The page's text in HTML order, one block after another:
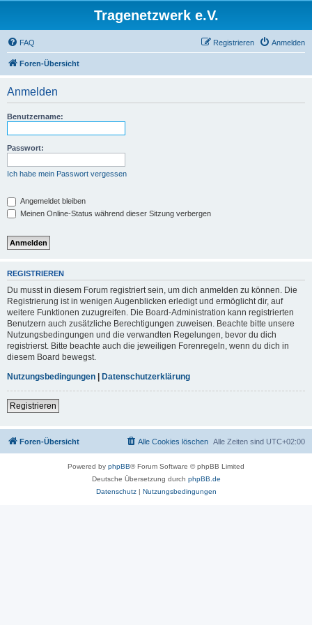
Tragenetzwerk e.V.
FAQ Anmelden
Registrieren
Foren-Übersicht
Anmelden
Benutzername:
Passwort:
Ich habe mein Passwort vergessen
Angemeldet bleiben
Meinen Online-Status während dieser Sitzung verbergen
REGISTRIEREN
Du musst in diesem Forum registriert sein, um dich anmelden zu können. Die
Registrierung ist in wenigen Augenblicken erledigt und ermöglicht dir, auf
weitere Funktionen zuzugreifen. Die Board-Administration kann registrierten
Benutzern auch zusätzliche Berechtigungen zuweisen. Beachte bitte unsere
Nutzungsbedingungen und die verwandten Regelungen, bevor du dich
registrierst. Bitte beachte auch die jeweiligen Forenregeln, wenn du dich in
diesem Board bewegst.
Nutzungsbedingungen | Datenschutzerklärung
Registrieren
Foren-Übersicht Alle Zeiten sind UTC+02:00
Alle Cookies löschen
Powered by phpBB® Forum Software © phpBB Limited
Deutsche Übersetzung durch phpBB.de
Datenschutz| Nutzungsbedingungen